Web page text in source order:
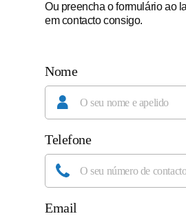
Ou preencha o formulário ao
em contacto consigo.
Nome
Telefone
Email